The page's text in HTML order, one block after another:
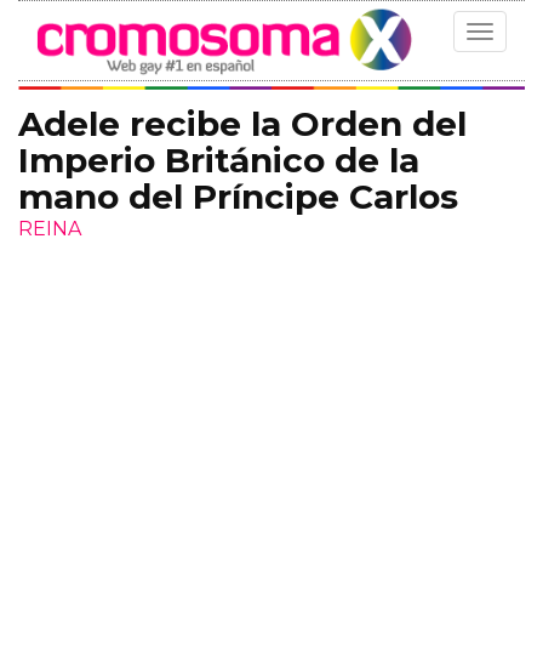
Toggle
Adele recibe la Orden del
Imperio Británico de la
mano del Príncipe Carlos
REINA